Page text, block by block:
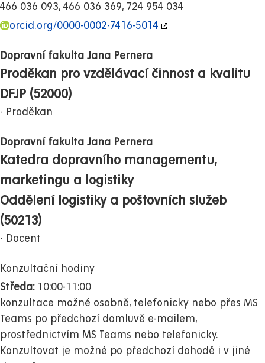
466 036 093, 466 036 369, 724 954 034
orcid.org/0000-0002-7416-5014
Dopravní fakulta Jana Pernera
Proděkan pro vzdělávací činnost a kvalitu
DFJP (52000)
Proděkan
Dopravní fakulta Jana Pernera
Katedra dopravního managementu,
marketingu a logistiky
Oddělení logistiky a poštovních služeb
(50213)
Docent
Konzultační hodiny
Středa: 10:00-11:00
konzultace možné osobně, telefonicky nebo přes MS
Teams po předchozí domluvě e-mailem,
prostřednictvím MS Teams nebo telefonicky.
Konzultovat je možné po předchozí dohodě i v jiné